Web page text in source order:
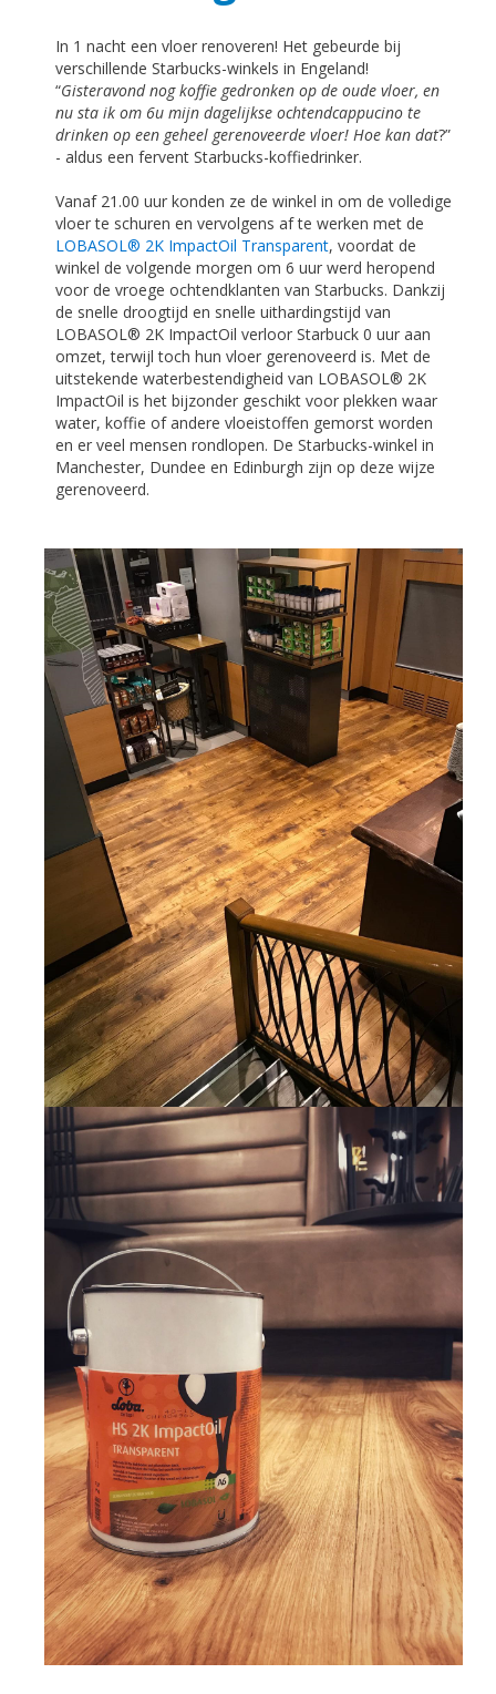
In 1 nacht een vloer renoveren! Het gebeurde bij
verschillende Starbucks-winkels in Engeland!
“Gisteravond nog koffie gedronken op de oude vloer, en
nu sta ik om 6u mijn dagelijkse ochtendcappucino te
drinken op een geheel gerenoveerde vloer! Hoe kan dat?”
- aldus een fervent Starbucks-koffiedrinker.
Vanaf 21.00 uur konden ze de winkel in om de volledige
vloer te schuren en vervolgens af te werken met de
LOBASOL® 2K ImpactOil Transparent, voordat de
winkel de volgende morgen om 6 uur werd heropend
voor de vroege ochtendklanten van Starbucks. Dankzij
de snelle droogtijd en snelle uithardingstijd van
LOBASOL® 2K ImpactOil verloor Starbuck 0 uur aan
omzet, terwijl toch hun vloer gerenoveerd is. Met de
uitstekende waterbestendigheid van LOBASOL® 2K
ImpactOil is het bijzonder geschikt voor plekken waar
water, koffie of andere vloeistoffen gemorst worden
en er veel mensen rondlopen. De Starbucks-winkel in
Manchester, Dundee en Edinburgh zijn op deze wijze
gerenoveerd.